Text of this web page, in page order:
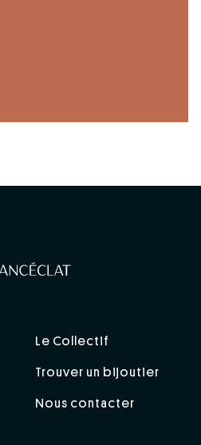
Le Collectif
Trouver un bijoutier
Nous contacter